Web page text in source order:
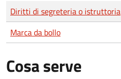
Tipo di pagamento
Importo
Diritti di segreteria o istruttoria
Marca da bollo
Cosa serve